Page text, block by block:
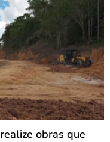
obras que